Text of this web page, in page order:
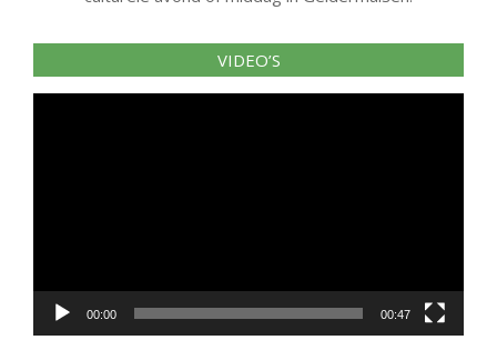
VIDEO’S
00:00 00:47